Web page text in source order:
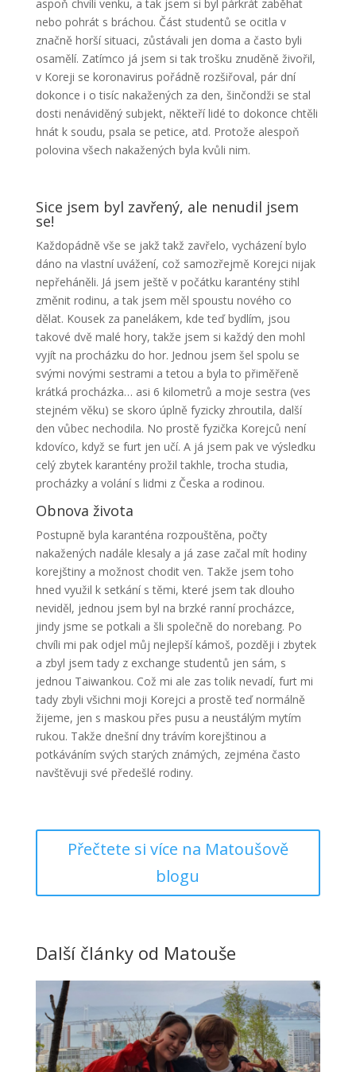
aspoň chvíli venku, a tak jsem si byl párkrát zaběhat
nebo pohrát s bráchou. Část studentů se ocitla v
značně horší situaci, zůstávali jen doma a často byli
osamělí. Zatímco já jsem si tak trošku znuděně živořil,
v Koreji se koronavirus pořádně rozšiřoval, pár dní
dokonce i o tisíc nakažených za den, šinčondži se stal
dosti nenáviděný subjekt, někteří lidé to dokonce chtěli
hnát k soudu, psala se petice, atd. Protože alespoň
polovina všech nakažených byla kvůli nim.
Sice jsem byl zavřený, ale nenudil jsem
se!
Každopádně vše se jakž takž zavřelo, vycházení bylo
dáno na vlastní uvážení, což samozřejmě Korejci nijak
nepřeháněli. Já jsem ještě v počátku karantény stihl
změnit rodinu, a tak jsem měl spoustu nového co
dělat. Kousek za panelákem, kde teď bydlím, jsou
takové dvě malé hory, takže jsem si každý den mohl
vyjít na procházku do hor. Jednou jsem šel spolu se
svými novými sestrami a tetou a byla to přiměřeně
krátká procházka… asi 6 kilometrů a moje sestra (ves
stejném věku) se skoro úplně fyzicky zhroutila, další
den vůbec nechodila. No prostě fyzička Korejců není
kdovíco, když se furt jen učí. A já jsem pak ve výsledku
celý zbytek karantény prožil takhle, trocha studia,
procházky a volání s lidmi z Česka a rodinou.
Obnova života
Postupně byla karanténa rozpouštěna, počty
nakažených nadále klesaly a já zase začal mít hodiny
korejštiny a možnost chodit ven. Takže jsem toho
hned využil k setkání s těmi, které jsem tak dlouho
neviděl, jednou jsem byl na brzké ranní procházce,
jindy jsme se potkali a šli společně do norebang. Po
chvíli mi pak odjel můj nejlepší kámoš, později i zbytek
a zbyl jsem tady z exchange studentů jen sám, s
jednou Taiwankou. Což mi ale zas tolik nevadí, furt mi
tady zbyli všichni moji Korejci a prostě teď normálně
žijeme, jen s maskou přes pusu a neustálým mytím
rukou. Takže dnešní dny trávím korejštinou a
potkáváním svých starých známých, zejména často
navštěvuji své předešlé rodiny.
Přečtete si více na Matoušově
blogu
Další články od Matouše